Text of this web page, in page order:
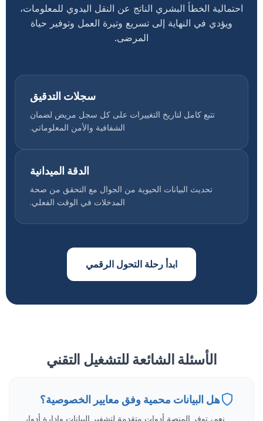
احتمالية الخطأ البشري الناتج عن النقل اليدوي للمعلومات،
ويؤدي في النهاية إلى تسريع وتيرة العمل وتوفير حياة
المرضى.
سجلات التدقيق
تتبع كامل لتاريخ التغييرات على كل سجل مريض لضمان
الشفافية والأمن المعلوماتي.
الدقة الميدانية
تحديث البيانات الحيوية من الجوال مع التحقق من صحة
المدخلات في الوقت الفعلي.
ابدأ رحلة التحول الرقمي
الأسئلة الشائعة للتشغيل التقني
هل البيانات محمية وفق معايير الخصوصية؟
نعم، توفر المنصة أدوات متقدمة لتشفير البيانات وإدارة أدوار